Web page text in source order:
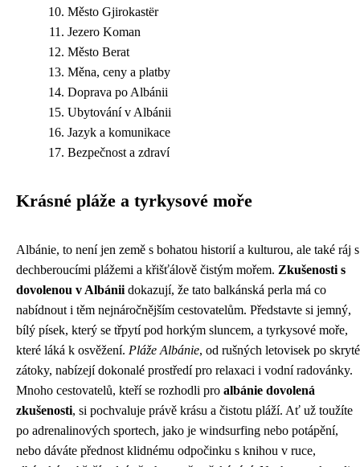
Město Gjirokastër
Jezero Koman
Město Berat
Měna, ceny a platby
Doprava po Albánii
Ubytování v Albánii
Jazyk a komunikace
Bezpečnost a zdraví
Krásné pláže a tyrkysové moře
Albánie, to není jen země s bohatou historií a kulturou, ale také ráj s
dechberoucími plážemi a křišťálově čistým mořem. Zkušenosti s
dovolenou v Albánii dokazují, že tato balkánská perla má co
nabídnout i těm nejnáročnějším cestovatelům. Představte si jemný,
bílý písek, který se třpytí pod horkým sluncem, a tyrkysové moře,
které láká k osvěžení. Pláže Albánie, od rušných letovisek po skryté
zátoky, nabízejí dokonalé prostředí pro relaxaci i vodní radovánky.
Mnoho cestovatelů, kteří se rozhodli pro albánie dovolená
zkušenosti, si pochvaluje právě krásu a čistotu pláží. Ať už toužíte
po adrenalinových sportech, jako je windsurfing nebo potápění,
nebo dáváte přednost klidnému odpočinku s knihou v ruce,